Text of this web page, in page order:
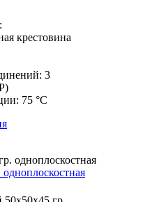
крестовина
3
75 °C